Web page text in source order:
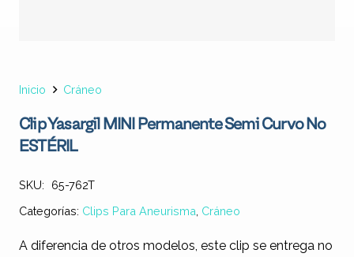
Inicio Cráneo
Clip Yasargil MINI Permanente Semi Curvo No
ESTÉRIL
SKU:
65-762T
Categorías: Clips Para Aneurisma Cráneo
A diferencia de otros modelos, este clip se entrega no